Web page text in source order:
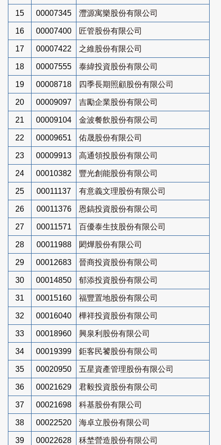
15 00007345 灃源寓樂股份有限公司
16 00007400 匠管股份有限公司
17 00007422 之維股份有限公司
18 00007555 泰緯投資股份有限公司
19 00008718 四季長期照顧股份有限公司
20 00009097 吉勵企業股份有限公司
21 00009104 金波餐飲股份有限公司
22 00009651 佑晟股份有限公司
23 00009913 高通領投股份有限公司
24 00010382 豐光創能股份有限公司
25 00011137 有意義文理股份有限公司
26 00011376 恩鎬投資股份有限公司
27 00011571 百優泰生技股份有限公司
28 00011988 閎燁股份有限公司
29 00012683 晉商投資股份有限公司
30 00014850 郁添投資股份有限公司
31 00015160 福豐置地股份有限公司
32 00016040 樺祥投資股份有限公司
33 00018960 興泉利股份有限公司
34 00019399 鉅客民饕股份有限公司
35 00020950 五星資產管理股份有限公司
36 00021629 君毅投資股份有限公司
37 00021698 科基股份有限公司
38 00022520 海卓立股份有限公司
39 00022628 秝埜營造股份有限公司